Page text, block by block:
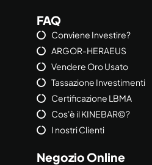
FAQ
Conviene Investire?
ARGOR-HERAEUS
Vendere Oro Usato
Tassazione Investimenti
Certificazione LBMA
Cos'è il KINEBAR©?
I nostri Clienti
Negozio Online